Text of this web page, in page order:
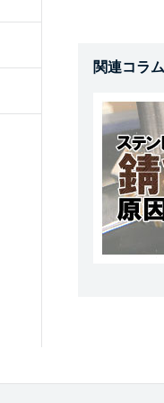
関連コラ